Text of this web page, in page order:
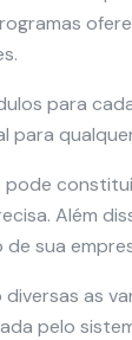
para
para
Além
sua
as
pelo